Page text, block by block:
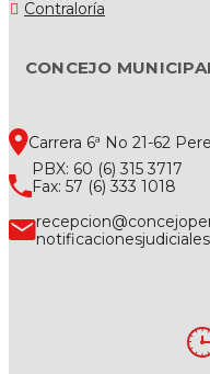
Contraloría
CONCEJO
Carrera 6ª No 21-62
PBX: 60 (6) 315 3717
Fax: 57 (6) 333 1018